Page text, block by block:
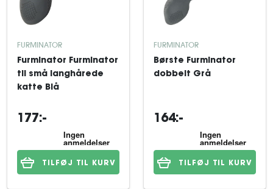
FURMINATOR
Furminator Furminator
til små langhårede
katte Blå
177:-
TILFØJ TIL KURV
FURMINATOR
Børste Furminator
dobbelt Grå
164:-
TILFØJ TIL KURV